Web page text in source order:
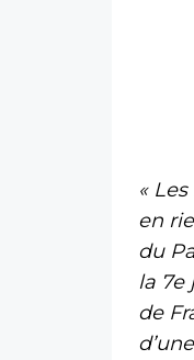
«
en
du
la 7e
de